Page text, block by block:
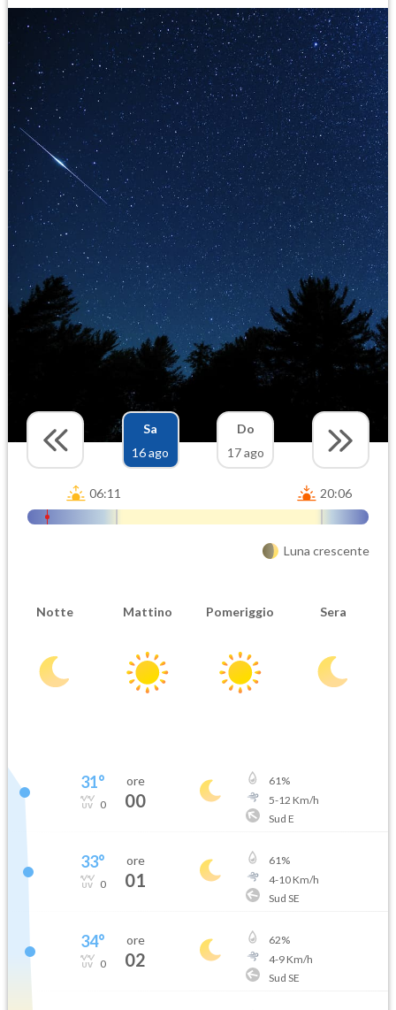
Sa
16 ago
Do
17 ago
06:11 20:06
Luna crescente
Notte Mattino Pomeriggio Sera
31°
0
ore
00
61%
5-12 Km/h
Sud E
33°
0
ore
01
61%
4-10Km/h
Sud SE
34°
0
ore
02
62%
4-9Km/h
Sud SE